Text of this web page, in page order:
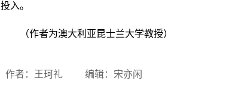
投入。
（作者为澳大利亚昆士兰大学教授）
作者：王珂礼 编辑：宋亦闲